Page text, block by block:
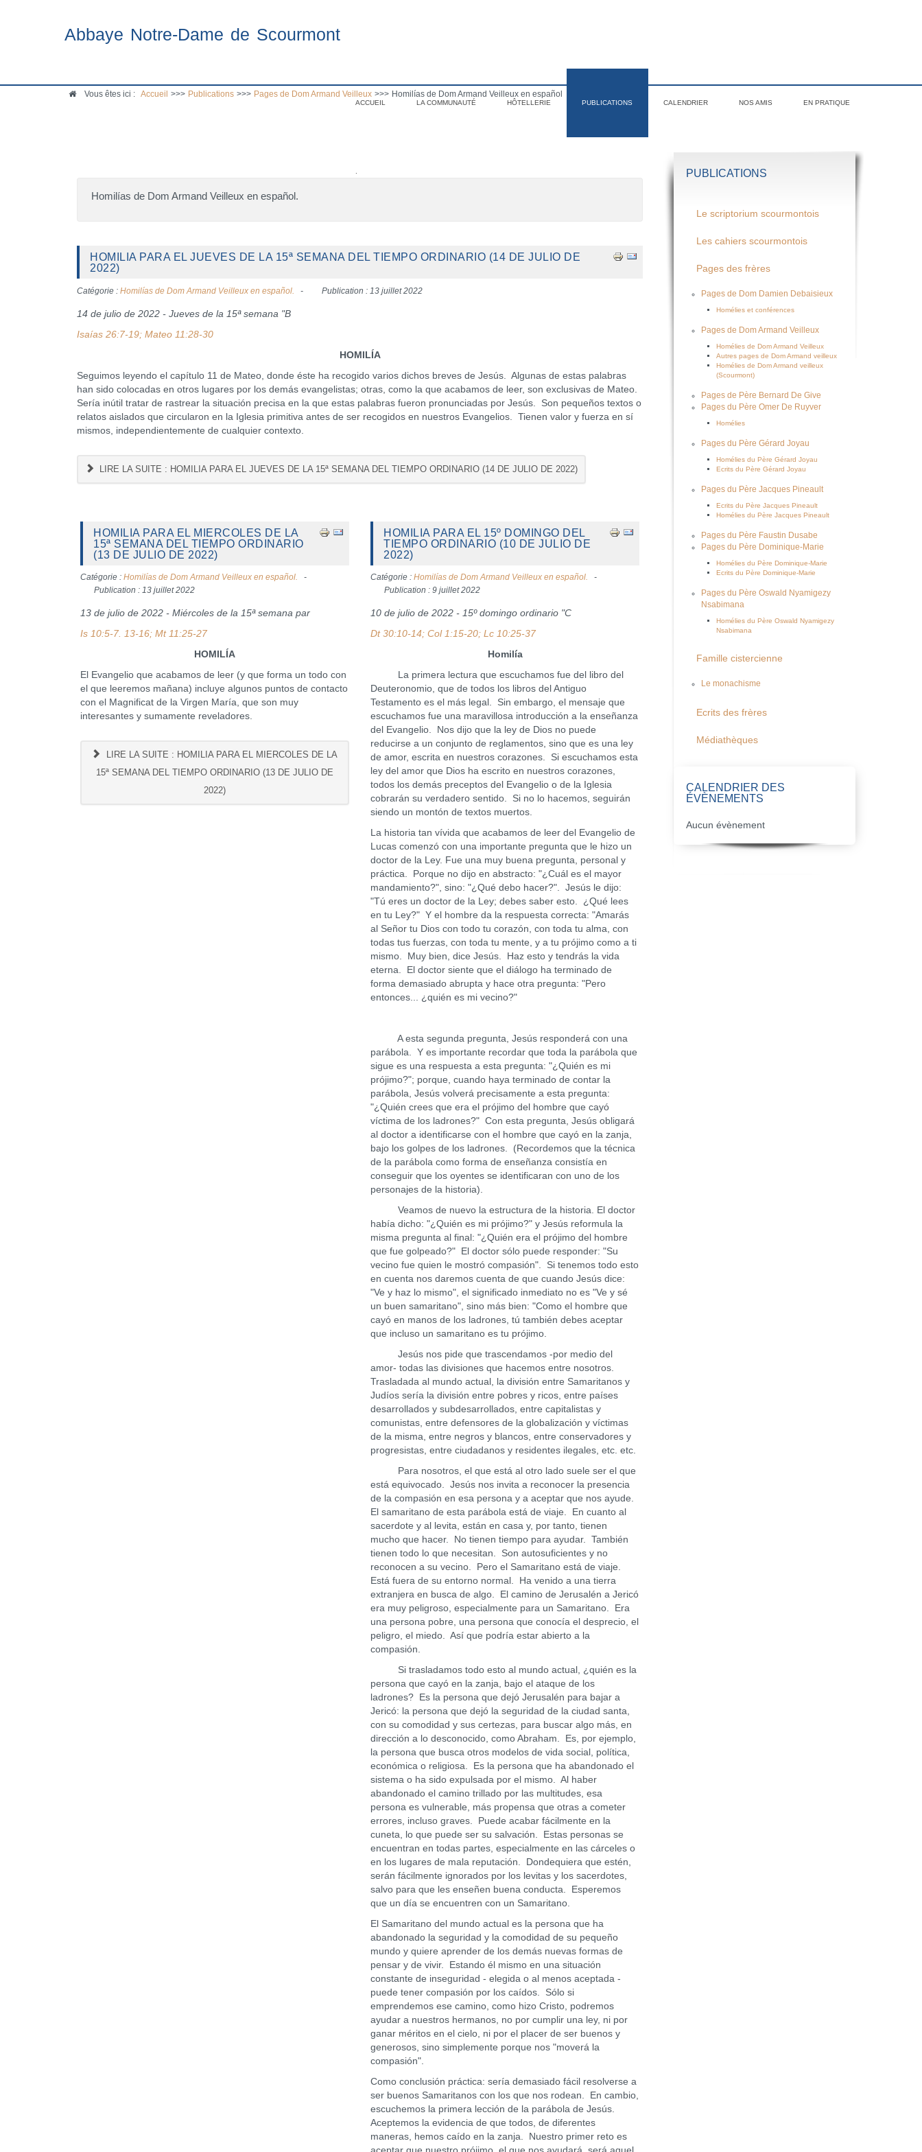
Abbaye Notre-Dame de Scourmont
ACCUEIL LA COMMUNAUTÉ HÔTELLERIE PUBLICATIONS CALENDRIER NOS AMIS EN PRATIQUE
Vous êtes ici : Accueil >>> Publications >>> Pages de Dom Armand Veilleux >>> Homilías de Dom Armand Veilleux en español
Homilías de Dom Armand Veilleux en español.
HOMILIA PARA EL JUEVES DE LA 15ª SEMANA DEL TIEMPO ORDINARIO (14 DE JULIO DE
2022)
Catégorie : Homilías de Dom Armand Veilleux en español. Publication : 13 juillet 2022
14 de julio de 2022 - Jueves de la 15ª semana "B
Isaías 26:7-19; Mateo 11:28-30
HOMILÍA
Seguimos leyendo el capítulo 11 de Mateo, donde éste ha recogido varios dichos breves de Jesús. Algunas de estas palabras
han sido colocadas en otros lugares por los demás evangelistas; otras, como la que acabamos de leer, son exclusivas de Mateo.
Sería inútil tratar de rastrear la situación precisa en la que estas palabras fueron pronunciadas por Jesús. Son pequeños textos o
relatos aislados que circularon en la Iglesia primitiva antes de ser recogidos en nuestros Evangelios. Tienen valor y fuerza en sí
mismos, independientemente de cualquier contexto.
LIRE LA SUITE : HOMILIA PARA EL JUEVES DE LA 15ª SEMANA DEL TIEMPO ORDINARIO (14 DE JULIO DE 2022)
HOMILIA PARA EL MIERCOLES DE LA
15ª SEMANA DEL TIEMPO ORDINARIO
(13 DE JULIO DE 2022)
Catégorie : Homilías de Dom Armand Veilleux en español.
Publication : 13 juillet 2022
13 de julio de 2022 - Miércoles de la 15ª semana par
Is 10:5-7. 13-16; Mt 11:25-27
HOMILÍA
El Evangelio que acabamos de leer (y que forma un todo con
el que leeremos mañana) incluye algunos puntos de contacto
con el Magnificat de la Virgen María, que son muy
interesantes y sumamente reveladores.
LIRE LA SUITE : HOMILIA PARA EL MIERCOLES DE LA
15ª SEMANA DEL TIEMPO ORDINARIO (13 DE JULIO DE
2022)
HOMILIA PARA EL 15º DOMINGO DEL
TIEMPO ORDINARIO (10 DE JULIO DE
2022)
Catégorie :Homilías de Dom Armand Veilleux en español.
Publication : 9 juillet 2022
10 de julio de 2022 - 15º domingo ordinario "C
Dt 30:10-14; Col 1:15-20; Lc 10:25-37
Homilía
La primera lectura que escuchamos fue del libro del
Deuteronomio, que de todos los libros del Antiguo
Testamento es el más legal. Sin embargo, el mensaje que
escuchamos fue una maravillosa introducción a la enseñanza
del Evangelio. Nos dijo que la ley de Dios no puede
reducirse a un conjunto de reglamentos, sino que es una ley
de amor, escrita en nuestros corazones. Si escuchamos esta
ley del amor que Dios ha escrito en nuestros corazones,
todos los demás preceptos del Evangelio o de la Iglesia
cobrarán su verdadero sentido. Si no lo hacemos, seguirán
siendo un montón de textos muertos.
La historia tan vívida que acabamos de leer del Evangelio de
Lucas comenzó con una importante pregunta que le hizo un
doctor de la Ley. Fue una muy buena pregunta, personal y
práctica. Porque no dijo en abstracto: "¿Cuál es el mayor
mandamiento?", sino: "¿Qué debo hacer?". Jesús le dijo:
"Tú eres un doctor de la Ley; debes saber esto. ¿Qué lees
en tu Ley?" Y el hombre da la respuesta correcta: "Amarás
al Señor tu Dios con todo tu corazón, con toda tu alma, con
todas tus fuerzas, con toda tu mente, y a tu prójimo como a ti
mismo. Muy bien, dice Jesús. Haz esto y tendrás la vida
eterna. El doctor siente que el diálogo ha terminado de
forma demasiado abrupta y hace otra pregunta: "Pero
entonces... ¿quién es mi vecino?"
A esta segunda pregunta, Jesús responderá con una
parábola. Y es importante recordar que toda la parábola que
sigue es una respuesta a esta pregunta: "¿Quién es mi
prójimo?"; porque, cuando haya terminado de contar la
parábola, Jesús volverá precisamente a esta pregunta:
"¿Quién crees que era el prójimo del hombre que cayó
víctima de los ladrones?" Con esta pregunta, Jesús obligará
al doctor a identificarse con el hombre que cayó en la zanja,
bajo los golpes de los ladrones. (Recordemos que la técnica
de la parábola como forma de enseñanza consistía en
conseguir que los oyentes se identificaran con uno de los
personajes de la historia).
Veamos de nuevo la estructura de la historia. El doctor
había dicho: "¿Quién es mi prójimo?" y Jesús reformula la
misma pregunta al final: "¿Quién era el prójimo del hombre
que fue golpeado?" El doctor sólo puede responder: "Su
vecino fue quien le mostró compasión". Si tenemos todo esto
en cuenta nos daremos cuenta de que cuando Jesús dice:
"Ve y haz lo mismo", el significado inmediato no es "Ve y sé
un buen samaritano", sino más bien: "Como el hombre que
cayó en manos de los ladrones, tú también debes aceptar
que incluso un samaritano es tu prójimo.
Jesús nos pide que trascendamos -por medio del
amor- todas las divisiones que hacemos entre nosotros.
Trasladada al mundo actual, la división entre Samaritanos y
Judíos sería la división entre pobres y ricos, entre países
desarrollados y subdesarrollados, entre capitalistas y
comunistas, entre defensores de la globalización y víctimas
de la misma, entre negros y blancos, entre conservadores y
progresistas, entre ciudadanos y residentes ilegales, etc. etc.
Para nosotros, el que está al otro lado suele ser el que
está equivocado. Jesús nos invita a reconocer la presencia
de la compasión en esa persona y a aceptar que nos ayude.
El samaritano de esta parábola está de viaje. En cuanto al
sacerdote y al levita, están en casa y, por tanto, tienen
mucho que hacer. No tienen tiempo para ayudar. También
tienen todo lo que necesitan. Son autosuficientes y no
reconocen a su vecino. Pero el Samaritano está de viaje.
Está fuera de su entorno normal. Ha venido a una tierra
extranjera en busca de algo. El camino de Jerusalén a Jericó
era muy peligroso, especialmente para un Samaritano. Era
una persona pobre, una persona que conocía el desprecio, el
peligro, el miedo. Así que podría estar abierto a la
compasión.
Si trasladamos todo esto al mundo actual, ¿quién es la
persona que cayó en la zanja, bajo el ataque de los
ladrones? Es la persona que dejó Jerusalén para bajar a
Jericó: la persona que dejó la seguridad de la ciudad santa,
con su comodidad y sus certezas, para buscar algo más, en
dirección a lo desconocido, como Abraham. Es, por ejemplo,
la persona que busca otros modelos de vida social, política,
económica o religiosa. Es la persona que ha abandonado el
sistema o ha sido expulsada por el mismo. Al haber
abandonado el camino trillado por las multitudes, esa
persona es vulnerable, más propensa que otras a cometer
errores, incluso graves. Puede acabar fácilmente en la
cuneta, lo que puede ser su salvación. Estas personas se
encuentran en todas partes, especialmente en las cárceles o
en los lugares de mala reputación. Dondequiera que estén,
serán fácilmente ignorados por los levitas y los sacerdotes,
salvo para que les enseñen buena conducta. Esperemos
que un día se encuentren con un Samaritano.
El Samaritano del mundo actual es la persona que ha
abandonado la seguridad y la comodidad de su pequeño
mundo y quiere aprender de los demás nuevas formas de
pensar y de vivir. Estando él mismo en una situación
constante de inseguridad - elegida o al menos aceptada -
puede tener compasión por los caídos. Sólo si
emprendemos ese camino, como hizo Cristo, podremos
ayudar a nuestros hermanos, no por cumplir una ley, ni por
ganar méritos en el cielo, ni por el placer de ser buenos y
generosos, sino simplemente porque nos "moverá la
compasión".
Como conclusión práctica: sería demasiado fácil resolverse a
ser buenos Samaritanos con los que nos rodean. En cambio,
escuchemos la primera lección de la parábola de Jesús.
Aceptemos la evidencia de que todos, de diferentes
maneras, hemos caído en la zanja. Nuestro primer reto es
PUBLICATIONS
Le scriptorium scourmontois
Les cahiers scourmontois
Pages des frères
Pages de Dom Damien Debaisieux
Homélies et conférences
Pages de Dom Armand Veilleux
Homélies de Dom Armand Veilleux
Autres pages de Dom Armand veilleux
Homélies de Dom Armand veilleux
(Scourmont)
Pages de Père Bernard De Give
Pages du Père Omer De Ruyver
Homélies
Pages du Père Gérard Joyau
Homélies du Père Gérard Joyau
Ecrits du Père Gérard Joyau
Pages du Père Jacques Pineault
Ecrits du Père Jacques Pineault
Homélies du Père Jacques Pineault
Pages du Père Faustin Dusabe
Pages du Père Dominique-Marie
Homélies du Père Dominique-Marie
Ecrits du Père Dominique-Marie
Pages du Père Oswald Nyamigezy
Nsabimana
Homélies du Père Oswald Nyamigezy
Nsabimana
Famille cistercienne
Le monachisme
Ecrits des frères
Médiathèques
CALENDRIER DES
ÉVÈNEMENTS
Aucun évènement